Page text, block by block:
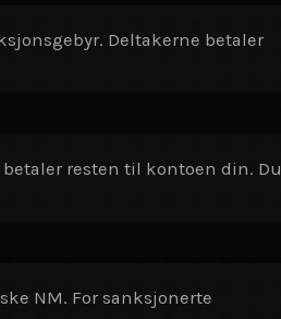
Deltakerne betaler
resten til kontoen din. Du
NM. For sanksjonerte